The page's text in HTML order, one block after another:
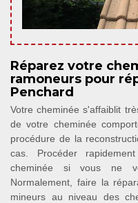
Réparez votre
ramoneurs pour
Penchard
Votre cheminée s'affaiblit
de votre cheminée
procédure de la
cas. Procéder
cheminée si vous ne
Normalement, faire la
mineurs au niveau des